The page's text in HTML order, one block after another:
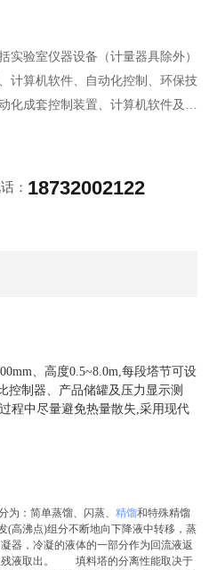
验室仪器设备（计量器具除外）
计算机软件、自动化控制、环保技
成套控制装置、计算机软件及辅
： 18732002122
、高度0.5~8.0m,每段塔节可设
控制器、产品储罐及压力显示测
程中尽量避免热量散失,采用现代
：简单蒸馏、闪蒸、 精馏和特殊精馏
(高沸点)组分不断地向下降液中转移，蒸
器，冷凝的液体的一部分作为回流液返
残液取出。 填料塔的分离性能取决于